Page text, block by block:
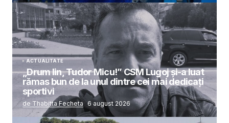
ACTUALITATE
„Drum lin, Tudor Micu!” CSM Lugoj și-a luat
rămas bun de la unul dintre cei mai dedicați
sportivi
de Thabitta Fecheta 6 august 2026